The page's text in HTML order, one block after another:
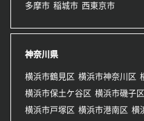
多摩市 稲城市 西東京市
神奈川県
横浜市鶴見区 横浜市神奈川区
横浜市保土ケ谷区 横浜市磯子区
横浜市戸塚区 横浜市港南区 横